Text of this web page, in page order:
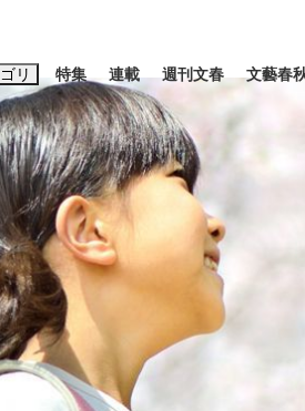
リ
エンタメ
特集 連載 週刊文春 文藝春
ワードタグ一覧
凌輝 #高市早苗 #後藤真希
亀和田武